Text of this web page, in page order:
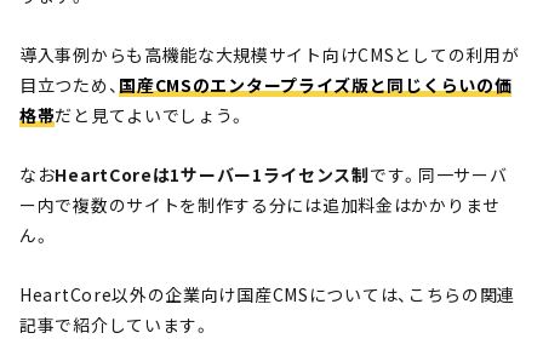
導入事例からも高機能な大規模サイト向けCMSとしての利用が
目立つため、国産CMSのエンタープライズ版と同じくらいの価
格帯だと見てよいでしょう。
なおHeartCoreは1サーバー1ライセンス制です。同一サーバ
ー内で複数のサイトを制作する分には追加料金はかかりませ
ん。
HeartCore以外の企業向け国産CMSについては、こちらの関連
記事で紹介しています。